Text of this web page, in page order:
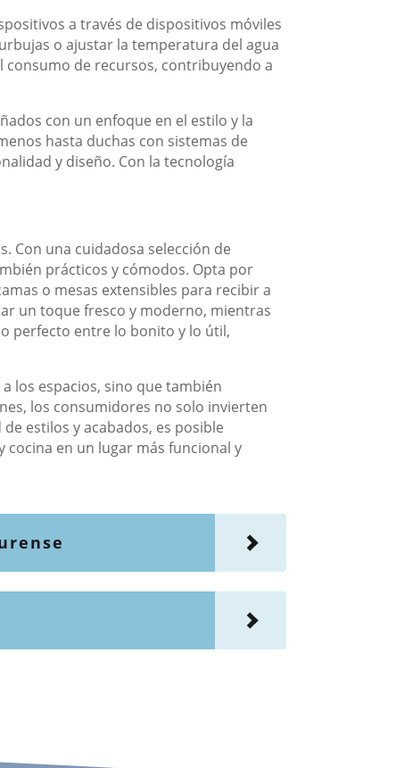
a través de dispositivos móviles
o ajustar la temperatura del agua
de recursos, contribuyendo a
con un enfoque en el estilo y la
hasta duchas con sistemas de
y diseño. Con la tecnología
Con una cuidadosa selección de
prácticos y cómodos. Opta por
o mesas extensibles para recibir a
un toque fresco y moderno, mientras
perfecto entre lo bonito y lo útil,
los espacios, sino que también
los consumidores no solo invierten
estilos y acabados, es posible
en un lugar más funcional y